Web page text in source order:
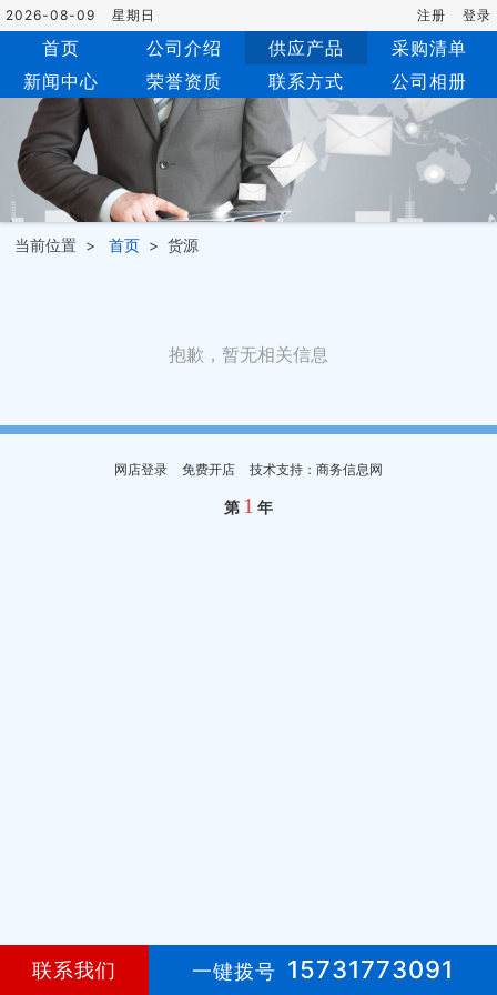
2026-08-09 星期日 注册 登录
首页 公司介绍 供应产品
采购清单
新闻中心
荣誉资质 联系方式 公司相册
当前位置 >首页 > 货源
抱歉，暂无相关信息
网店登录 免费开店 技术支持：商务信息网
第 1 年
联系我们 一键拨号 15731773091